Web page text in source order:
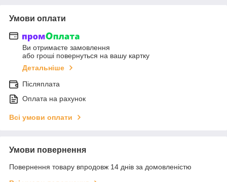
Умови оплати
Ви отримаєте замовлення
або гроші повернуться на вашу картку
Детальніше
Післяплата
Оплата на рахунок
Всі умови оплати
Умови повернення
Повернення товару впродовж 14 днів за домовленістю